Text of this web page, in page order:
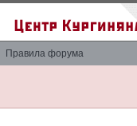
Правила форума